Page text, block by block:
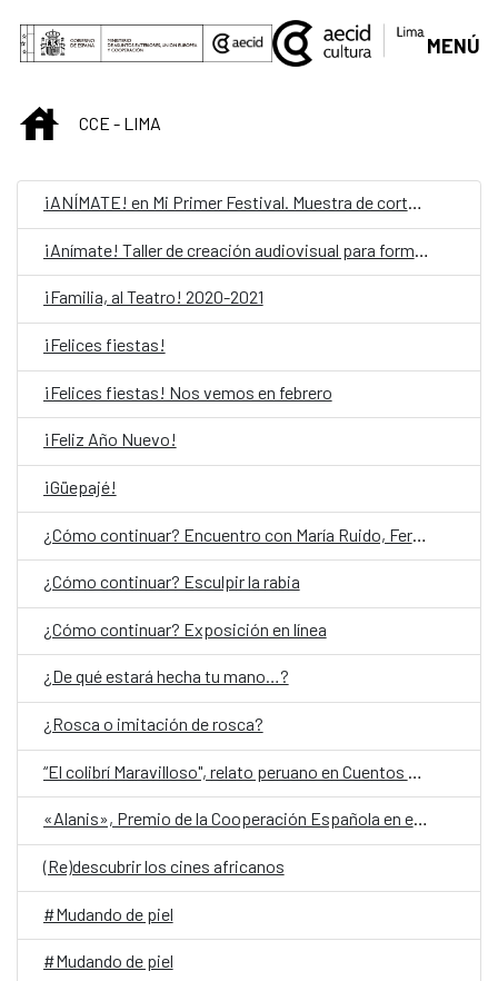
Skip to Main Content
MENÚ
INICIOCCE - LIMA
¡ANÍMATE! en Mi Primer Festival. Muestra de cortometrajes
¡Familia, al Teatro! 2020-2021
¡Felices fiestas!
¡Felices fiestas! Nos vemos en febrero
¡Feliz Año Nuevo!
¡Güepajé!
¿Cómo continuar? Encuentro con María Ruido, Fernanda Laguna y Jorge Villacorta
¿Cómo continuar? Esculpir la rabia
¿Cómo continuar? Exposición en línea
¿De qué estará hecha tu mano…?
¿Rosca o imitación de rosca?
«Alanis», Premio de la Cooperación Española en el Festival de San Sebastián
(Re)descubrir los cines africanos
#Mudando de piel
#Mudando de piel